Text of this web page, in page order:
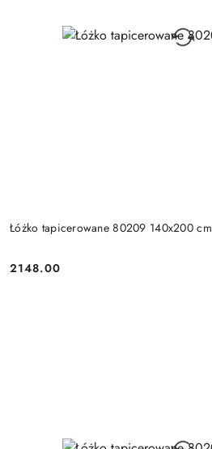
Łóżko tapicerowane 80209 140x200 cm
Cena:
2148.00